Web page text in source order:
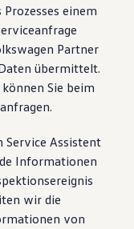
einem
Partner
übermittelt.
Sie beim
Service Assistent
Informationen
wir die
von